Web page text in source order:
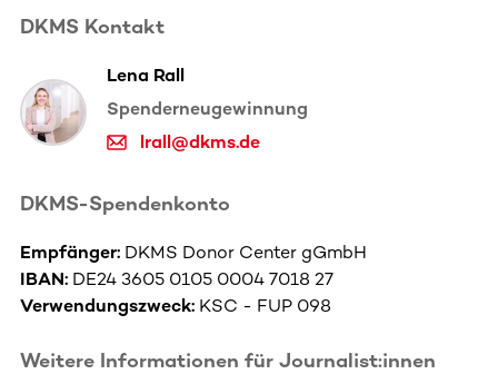
DKMS Kontakt
Lena Rall
Spenderneugewinnung
lrall@dkms.de
DKMS-Spendenkonto
Empfänger: DKMS Donor Center gGmbH
IBAN: DE24 3605 0105 0004 7018 27
Verwendungszweck: KSC - FUP 098
Weitere Informationen für Journalist:innen